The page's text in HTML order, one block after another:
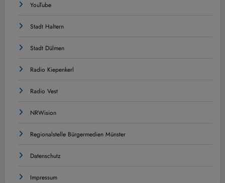
YouTube
Stadt Haltern
Stadt Dülmen
Radio Kiepenkerl
Radio Vest
NRWision
Regionalstelle Bürgermedien Münster
Datenschutz
Impressum